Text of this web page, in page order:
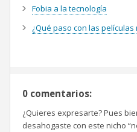
Fobia a la tecnología
¿Qué paso con las
0 comentarios:
¿Quieres expresarte? Pues
desahogaste con este nicho